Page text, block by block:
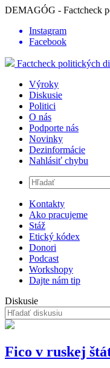
DEMAGÓG - Factcheck
Instagram
Facebook
Factcheck politických
Výroky
Diskusie
Politici
O nás
Podporte nás
Novinky
Dezinformácie
Nahlásiť chybu
Kontakty
Ako pracujeme
Stáž
Etický kódex
Donori
Podcast
Workshopy
Dajte nám tip
Diskusie
Fico v ruskej